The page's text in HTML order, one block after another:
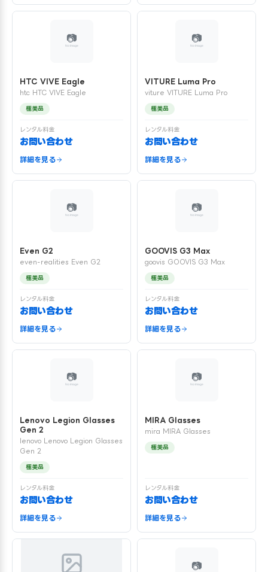
HTC VIVE Eagle
htc HTC VIVE Eagle
極美品
レンタル料金
お問い合わせ
詳細を見る
VITURE Luma Pro
viture VITURE Luma Pro
極美品
レンタル料金
お問い合わせ
詳細を見る
Even G2
even-realities Even G2
極美品
レンタル料金
お問い合わせ
詳細を見る
GOOVIS G3 Max
goovis GOOVIS G3 Max
極美品
レンタル料金
お問い合わせ
詳細を見る
Lenovo Legion Glasses
Gen 2
lenovo Lenovo Legion Glasses
Gen 2
極美品
レンタル料金
お問い合わせ
詳細を見る
MIRA Glasses
mira MIRA Glasses
極美品
レンタル料金
お問い合わせ
詳細を見る